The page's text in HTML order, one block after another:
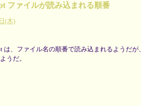
ファイルが読み込まれる順番
(木)
は、ファイル名の順番で読み込まれるようだ
うだ。